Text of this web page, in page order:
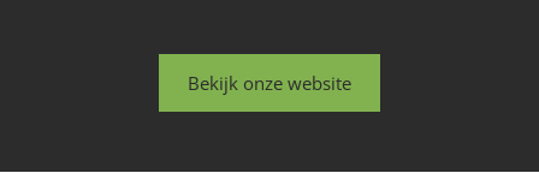
Bekijk onze website